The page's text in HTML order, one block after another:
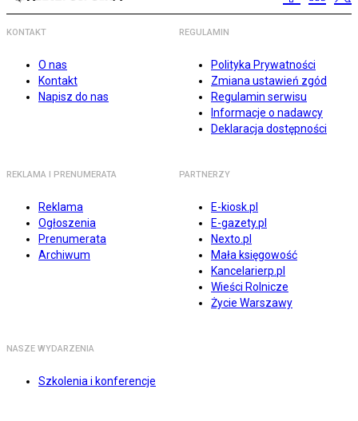
KONTAKT
O nas
Kontakt
Napisz do nas
REGULAMIN
Polityka Prywatności
Zmiana ustawień zgód
Regulamin serwisu
Informacje o nadawcy
Deklaracja dostępności
REKLAMA I PRENUMERATA
Reklama
Ogłoszenia
Prenumerata
Archiwum
PARTNERZY
E-kiosk.pl
E-gazety.pl
Nexto.pl
Mała księgowość
Kancelarierp.pl
Wieści Rolnicze
Życie Warszawy
NASZE WYDARZENIA
Szkolenia i konferencje